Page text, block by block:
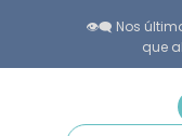
👁️‍🗨️ Nos
que